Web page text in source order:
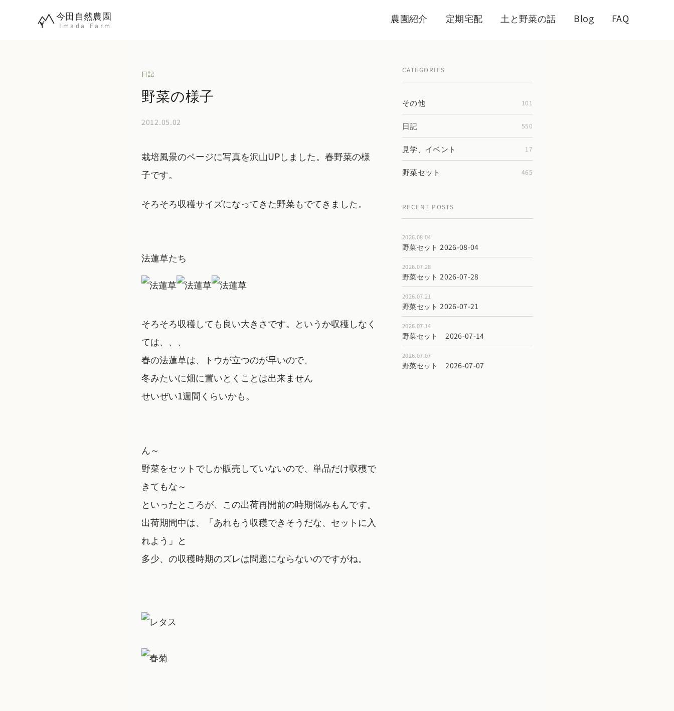
今田自然農園
Imada Farm
農園紹介 定期宅配 土と野菜の話 Blog FAQ
日記
野菜の様子
2012.05.02
栽培風景のページに写真を沢山UPしました。春野菜の様
子です。
そろそろ収穫サイズになってきた野菜もでてきました。
法蓮草たち
そろそろ収穫しても良い大きさです。というか収穫しなく
ては、、、
春の法蓮草は、トウが立つのが早いので、
冬みたいに畑に置いとくことは出来ません
せいぜい1週間くらいかも。
ん～
野菜をセットでしか販売していないので、単品だけ収穫で
きてもな～
といったところが、この出荷再開前の時期悩みもんです。
出荷期間中は、「あれもう収穫できそうだな、セットに入
れよう」と
多少、の収穫時期のズレは問題にならないのですがね。
CATEGORIES
その他 101
日記 550
見学、イベント 17
野菜セット 465
RECENT POSTS
2026.08.04
野菜セット 2026-08-04
2026.07.28
野菜セット 2026-07-28
2026.07.21
野菜セット 2026-07-21
2026.07.14
野菜セット 2026-07-14
2026.07.07
野菜セット 2026-07-07